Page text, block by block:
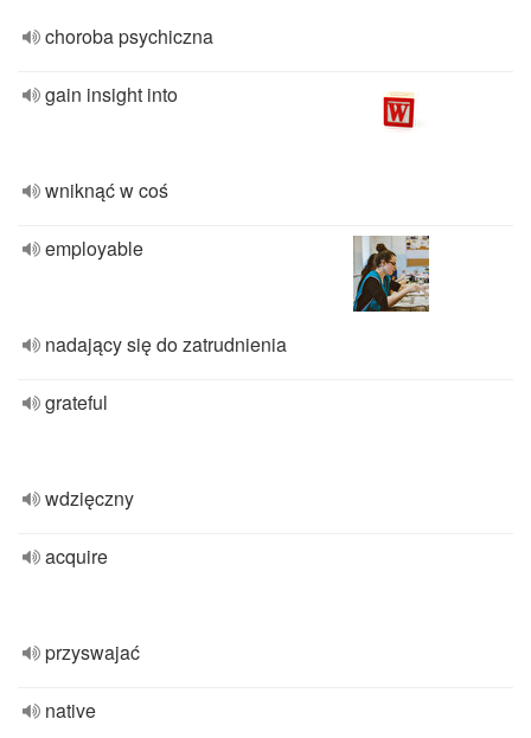
choroba psychiczna
gain insight into
wniknąć w coś
employable
nadający się do zatrudnienia
grateful
wdzięczny
acquire
przyswajać
native